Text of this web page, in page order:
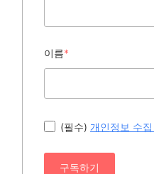
이름*
(필수) 개인정보 수
구독하기